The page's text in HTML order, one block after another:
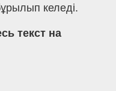
келеді.
текст на